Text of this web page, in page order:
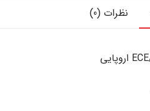
نظرات (0)